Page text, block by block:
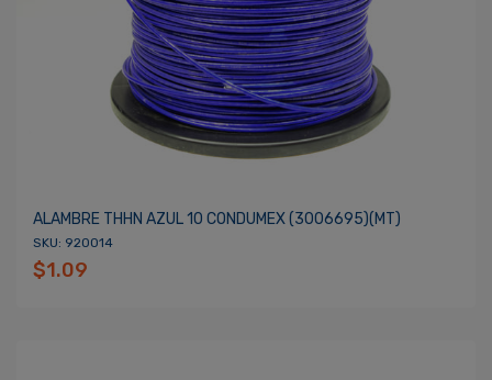
ALAMBRE THHN AZUL 10 CONDUMEX (3006695)(MT)
SKU: 920014
$1.09